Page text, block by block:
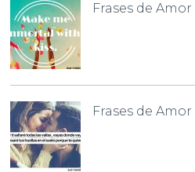
Frases de
Frases de